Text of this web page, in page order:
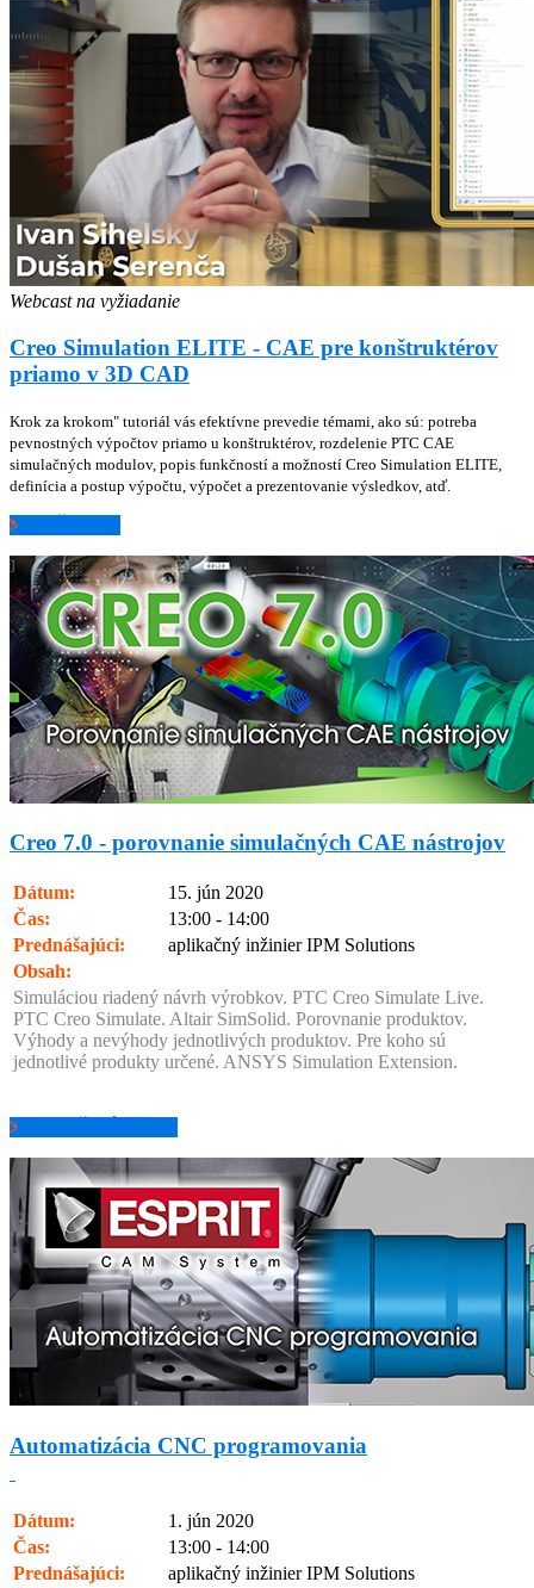
Webcast na vyžiadanie
Creo Simulation ELITE - CAE pre konštruktérov
priamo v 3D CAD
Krok za krokom" tutoriál vás efektívne prevedie témami, ako sú: potreba
pevnostných výpočtov priamo u konštruktérov, rozdelenie PTC CAE
simulačných modulov, popis funkčností a možností Creo Simulation ELITE,
definícia a postup výpočtu, výpočet a prezentovanie výsledkov, atď.
ZISTIŤ VIAC
Creo 7.0 - porovnanie simulačných CAE nástrojov
Dátum:
15. jún 2020
Čas:
13:00 - 14:00
Prednášajúci:
aplikačný inžinier IPM Solutions
Obsah:
Simuláciou riadený návrh výrobkov. PTC Creo Simulate Live.
PTC Creo Simulate. Altair SimSolid. Porovnanie produktov.
Výhody a nevýhody jednotlivých produktov. Pre koho sú
jednotlivé produkty určené. ANSYS Simulation Extension.
POZRIEŤ ZÁZNAM
Automatizácia CNC programovania
Dátum:
1. jún 2020
Čas:
13:00 - 14:00
Prednášajúci:
aplikačný inžinier IPM Solutions